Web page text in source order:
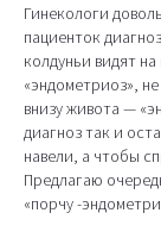
Гинекологи
пациенток
колдуньи видят
«эндометриоз»,
внизу живота —
диагноз так и
навели, а чтобы
Предлагаю
«порчу -